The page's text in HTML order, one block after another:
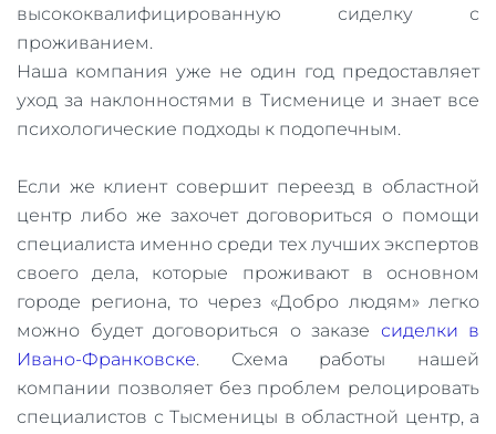
высококвалифицированную сиделку с
проживанием.
Наша компания уже не один год предоставляет
уход за наклонностями в Тисменице и знает все
психологические подходы к подопечным.
Если же клиент совершит переезд в областной
центр либо же захочет договориться о помощи
специалиста именно среди тех лучших экспертов
своего дела, которые проживают в основном
городе региона, то через «Добро людям» легко
можно будет договориться о заказе сиделки в
Ивано-Франковске. Схема работы нашей
компании позволяет без проблем релоцировать
специалистов с Тысменицы в областной центр, а